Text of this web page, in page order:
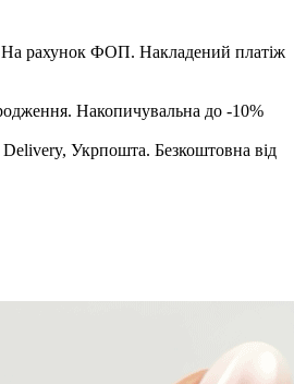
рахунок ФОП. Накладений платіж
Накопичувальна до -10%
Укрпошта. Безкоштовна від